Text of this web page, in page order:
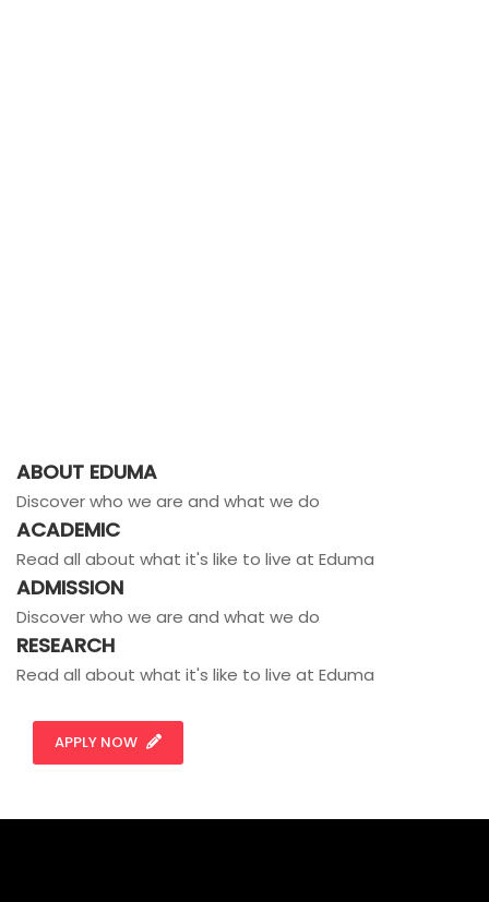
ABOUT EDUMA
Discover who we are and what we do
ACADEMIC
Read all about what it's like to live at Eduma
ADMISSION
Discover who we are and what we do
RESEARCH
Read all about what it's like to live at Eduma
APPLY NOW